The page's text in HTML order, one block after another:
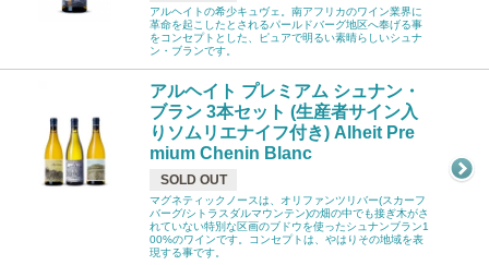
アルヘイトの希少キュヴェ。南アフリカのワイン業界に
革命を起こしたとされるパールドバーグ地区へ奉げる事
をコンセプトとした、ピュアで明るい素晴らしいシュナ
ン・ブランです。
アルヘイト プレミアム シュナン・
ブラン 3本セット (生産者サイン入
りソムリエナイフ付き) Alheit Pre
mium Chenin Blanc
SOLD OUT
マグネティックノースは、オリファンツリバー(スカーフ
バーグ/シトラスダルマウンテン)の畑の中でも接ぎ木がさ
れていない特別な区画のブドウを使ったシュナンブラン1
00%のワインです。コンセプトは、やはりその地域を表
現する事です。